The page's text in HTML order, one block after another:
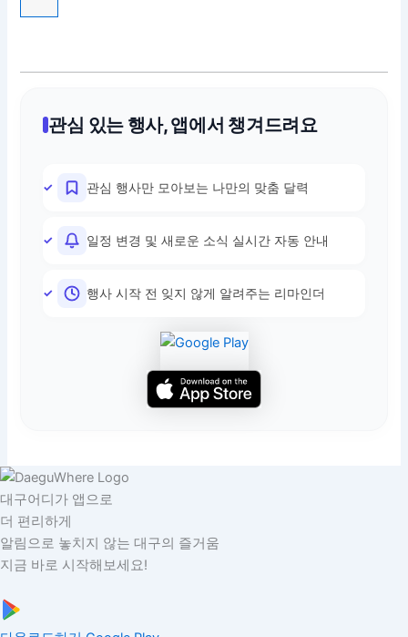
관심 있는 행사, 앱에서 챙겨드려요
관심 행사만 모아보는 나만의 맞춤 달력
일정 변경 및 새로운 소식 실시간 자동 안내
행사 시작 전 잊지 않게 알려주는 리마인더
대구어디가 앱으로
더 편리하게
알림으로 놓치지 않는 대구의 즐거움
지금 바로 시작해보세요!